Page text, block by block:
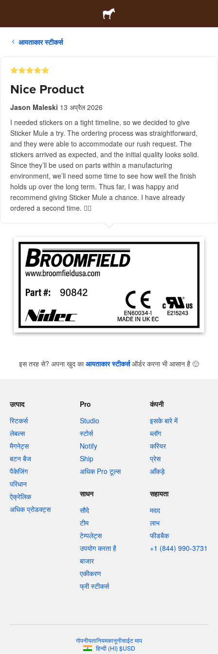
आयताकार स्टीकर्स
Nice Product
Jason Maleski 13 अप्रैल 2026
I needed stickers on a tight timeline, so we decided to give
Sticker Mule a try. The ordering process was straightforward,
and they were able to accommodate our rush request. The
stickers arrived as expected, and the initial quality looks solid.
Since they’ll be used on parts within a manufacturing
environment, we’ll need some time to see how well the finish
holds up over the long term. Thus far, I was happy and
recommend giving Sticker Mule a chance. I have already
ordered a second time. 👍🏻
इस तरह से? अपना खुद काआयताकार स्टीकर्सऑर्डर करना भी आसान है 🙂
उत्पाद
स्टिकर्स
लेबल्स
मैगनेट्स
बटन बैज
पैकेजिंग
परिधान
ऐक्रेलिक
अधिक प्रोडक्ट्स
Pro
Studio
स्टोर्स
Notify
Ship
अधिक Pro टूल्स
कंपनी
इसके बारे में
ब्लॉग
करियर
प्रेस
आँकड़े
साधन
सौदे
टीम
टेम्पलेट्स
उपयोग करता है
बाजार
एकीकरण
फ्री स्टीकर्स
सहायता
मदद
लाभ
फीडबैक
+1 (844) 990-3731
गोपनीयतानियमकानूनीसाईट माप
हिन्दी(HI) $USD